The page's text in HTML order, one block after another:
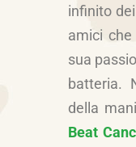
infinito
amici
sua
batteria.
della
Beat